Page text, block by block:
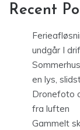
Recent
undgår I
en lys,
Dronefoto
fra luften
Gammelt